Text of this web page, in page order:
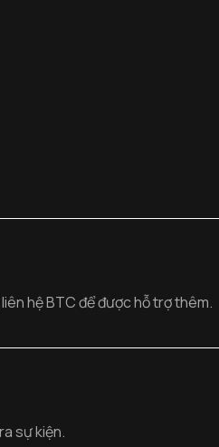
hệ BTC để được hỗ trợ thêm.
sự kiện.